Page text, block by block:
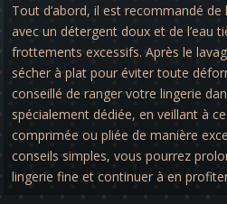
Tout d’abord, il est recommandé
avec un détergent doux et de l’eau
frottements excessifs. Après le
sécher à plat pour éviter toute
conseillé de ranger votre lingerie
spécialement dédiée, en veillant à
comprimée ou pliée de manière
conseils simples, vous pourrez
lingerie fine et continuer à en